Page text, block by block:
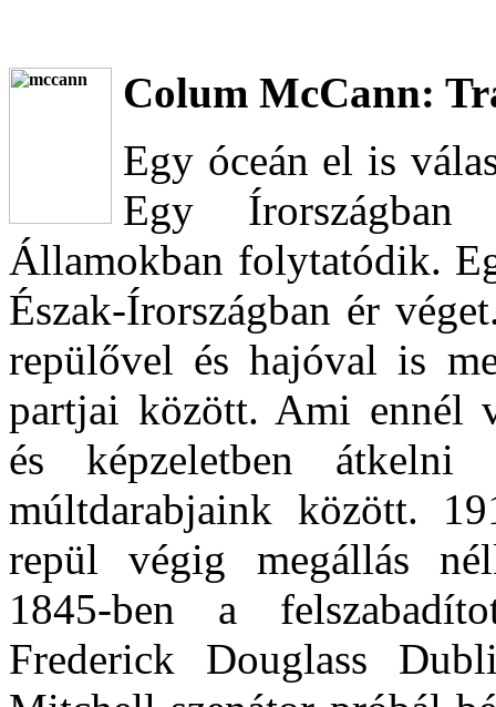
Colum McCann:
Egy óceán el is
Egy
Államokban folytatódik.
Észak-Írországban ér
repülővel és hajóval is
partjai között. Ami ennél
és képzeletben átkelni
múltdarabjaink között.
repül végig megállás
1845-ben a
Frederick Douglass